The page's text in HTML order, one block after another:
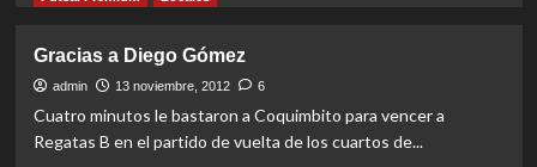
hacia
las
semifinales
Gracias a Diego Gómez
admin 13 noviembre, 2012 6
Cuatro minutos le bastaron a Coquimbito para vencer a
Regatas B en el partido de vuelta de los cuartos de...